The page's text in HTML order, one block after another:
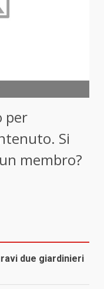
per
Si
membro?
due giardinieri